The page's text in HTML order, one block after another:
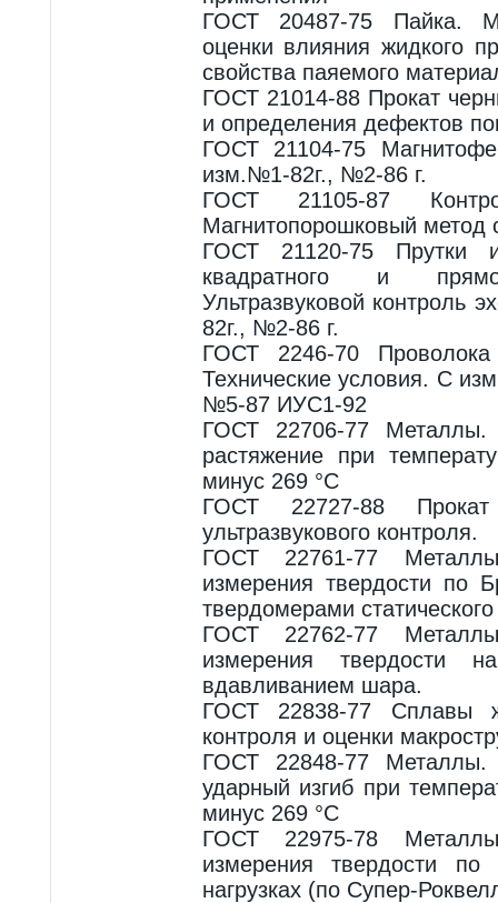
ГОСТ 20487-75 Пайка.
оценки влияния жидкого
свойства паяемого
ГОСТ 21014-88 Прокат
и определения дефектов
ГОСТ 21104-75
изм.№1-82г., №2-86 г.
ГОСТ 21105-87
Магнитопорошковый метод
ГОСТ 21120-75 Прутки и
квадратного и
Ультразвуковой
82г., №2-86 г.
ГОСТ 2246-70 Проволока
Технические условия. С
№5-87 ИУС1-92
ГОСТ 22706-77
растяжение при
минус 269 °С
ГОСТ 22727-88
ультразвукового контроля.
ГОСТ 22761-77
измерения твердости по
твердомерами
ГОСТ 22762-77
измерения твердости
вдавливанием шара.
ГОСТ 22838-77 Сплавы
контроля и оценки
ГОСТ 22848-77
ударный изгиб при
минус 269 °С
ГОСТ 22975-78
измерения твердости
нагрузках (по Супер-